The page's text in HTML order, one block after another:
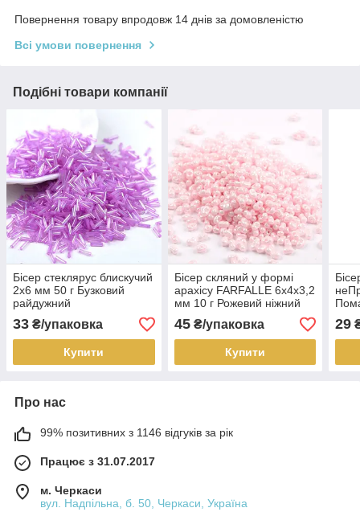
Повернення товару впродовж 14 днів за домовленістю
Всі умови повернення
Подібні товари компанії
Бісер стеклярус блискучий
2х6 мм 50 г Бузковий
райдужний
33 ₴/упаковка
Купити
Бісер скляний у формі
арахісу FARFALLE 6х4х3,2
мм 10 г Рожевий ніжний
блискучий
45₴/упаковка
Купити
29
Про нас
99% позитивних з 1146 відгуків за рік
Працює з 31.07.2017
м. Черкаси
вул. Надпільна, б. 50, Черкаси, Україна